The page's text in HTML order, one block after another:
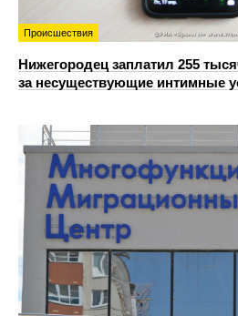
Происшествия
Нижегородец заплатил 255
за несуществующие интимные